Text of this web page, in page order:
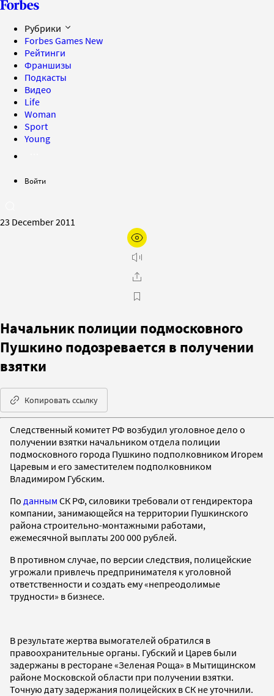
Рубрики
Forbes Games New
Рейтинги
Франшизы
Подкасты
Видео
Life
Woman
Sport
Young
Войти
23 December 2011
Начальник полиции подмосковного
Пушкино подозревается в получении
взятки
Копировать ссылку
Следственный комитет РФ возбудил уголовное дело о
получении взятки начальником отдела полиции
подмосковного города Пушкино подполковником Игорем
Царевым и его заместителем подполковником
Владимиром Губским.
По данным СК РФ, силовики требовали от гендиректора
компании, занимающейся на территории Пушкинского
района строительно-монтажными работами,
ежемесячной выплаты 200 000 рублей.
В противном случае, по версии следствия, полицейские
угрожали привлечь предпринимателя к уголовной
ответственности и создать ему «непреодолимые
трудности» в бизнесе.
В результате жертва вымогателей обратился в
правоохранительные органы. Губский и Царев были
задержаны в ресторане «Зеленая Роща» в Мытищинском
районе Московской области при получении взятки.
Точную дату задержания полицейских в СК не уточнили.